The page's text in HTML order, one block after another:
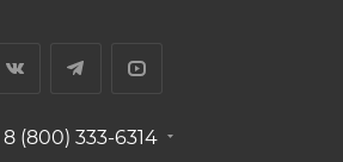
8 (800) 333-6314